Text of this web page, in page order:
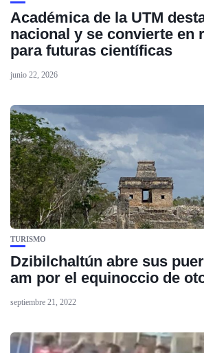
Académica de la UTM
nacional y se convierte en
para futuras científicas
junio 22, 2026
TURISMO
Dzibilchaltún abre sus
am por el equinoccio de
septiembre 21, 2022